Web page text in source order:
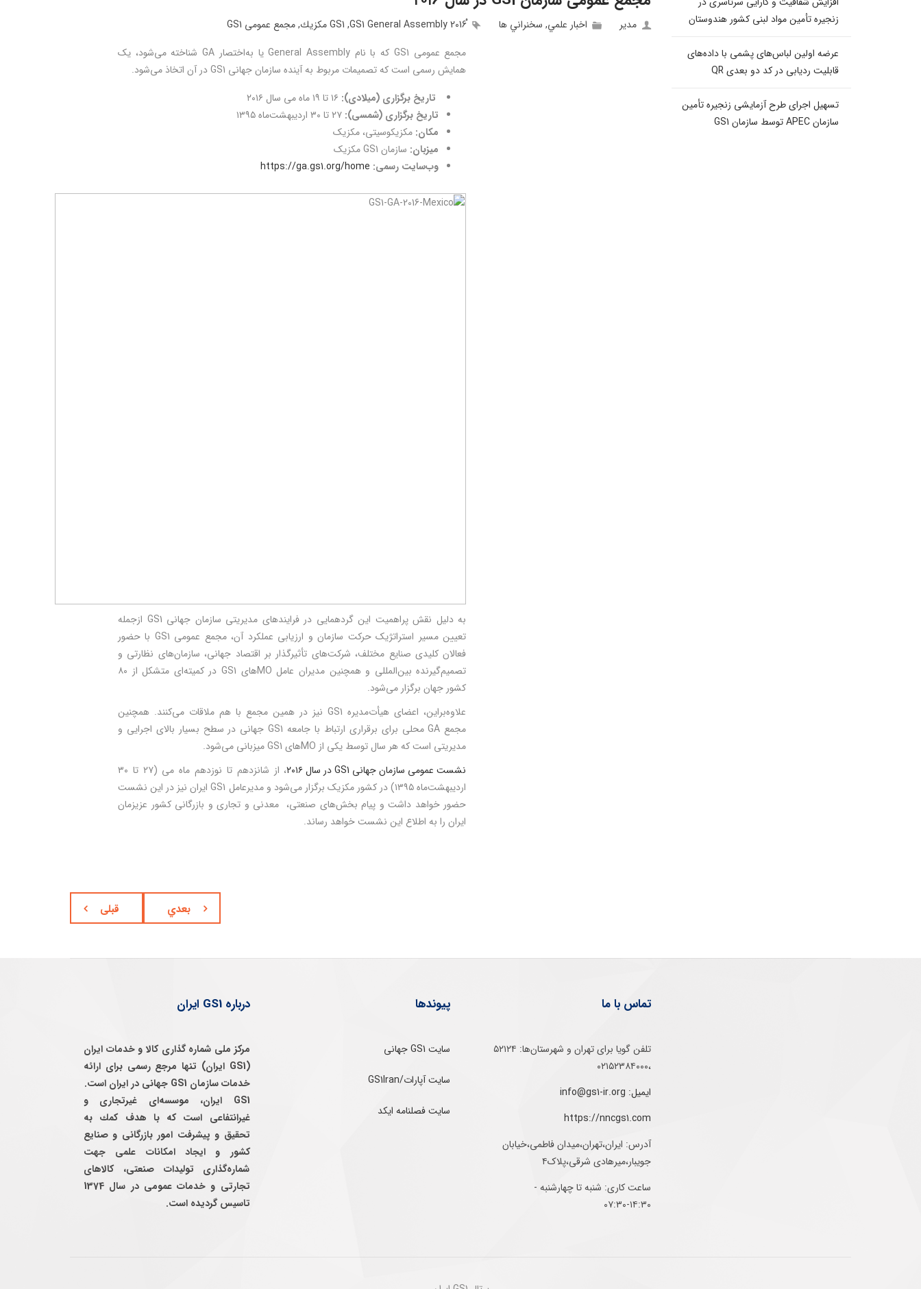
مدیر اخبار علمي, سخنراني ها ْGS1 General Assembly 2016 , GS1 مكزيك ,مجمع عمومی GS1
مجمع عمومی GS1 که با نام General Assembly یا به‌اختصار GA شناخته می‌شود، یک
همایش رسمی است که تصمیمات مربوط به آینده سازمان جهانی GS1 در آن اتخاذ می‌شود.
تاریخ برگزاری (میلادی):
تاریخ برگزاری (شمسی):
مکان: مکزیکوسیتی، مکزیک
میزبان: سازمان GS1 مکزیک
وب‌سایت رسمی: https://ga.gs1.org/home
به دلیل نقش پراهمیت این گردهمایی در فرایندهای مدیریتی سازمان جهانی GS1 ازجمله
تعیین مسیر استراتژیک حرکت سازمان و ارزیابی عملکرد آن، مجمع عمومی GS1 با حضور
فعالان کلیدی صنایع مختلف، شرکت‌های تأثیرگذار بر اقتصاد جهانی، سازمان‌های نظارتی و
تصمیم‌گیرنده بین‌المللی و همچنین مدیران عامل MOهای GS1 در کمیته‌ای متشکل از ۸۰
کشور جهان برگزار می‌شود.
علاوه‌براین، اعضای هیأت‌مدیره GS1 نیز در همین مجمع با هم ملاقات می‌کنند. همچنین
مجمع GA محلی برای برقراری ارتباط با جامعه GS1 جهانی در سطح بسیار بالای اجرایی و
مدیریتی است که هر سال توسط یکی از MOهای GS1 میزبانی می‌شود.
نشست عمومی سازمان جهانی GS1 در سال ۲۰۱۶
، از شانزدهم تا نوزدهم ماه می (۲۷ تا ۳۰
اردیبهشت‌ماه ۱۳۹۵) در کشور مکزیک برگزار می‌شود و مدیرعامل GS1 ایران نیز در این نشست
حضور خواهد داشت و پیام بخش‌های صنعتی، معدنی و تجاری و بازرگانی کشور عزیزمان
ایران را به اطلاع این نشست خواهد رساند.
قبلی بعدي
زنجیره تأمین مواد لبنی کشور هندوستان
عرضه اولین لباس‌های پشمی با داده‌های
قابلیت ردیابی در کد دو بعدی QR
تسهیل اجرای طرح آزمایشی زنجیره تأمین
سازمان APEC توسط سازمان GS1
درباره GS1 ایران
مرکز ملی شماره گذاری کالا و خدمات ایران
(GS1 ایران) تنها مرجع رسمی برای ارائه
خدمات سازمان GS1 جهانی در ایران است.
GS1 ایران، موسسه‌ای غيرتجاری و
غيرانتفاعی است كه با هدف كمك به
تحقيق و پيشرفت امور بازرگانی و صنايع
كشور و ايجاد امكانات علمی جهت
شماره‌گذاری توليدات صنعتی، كالاهای
تجارتی و خدمات عمومی در سال 1374
تاسيس گرديده است.
پیوندها
سایت GS1 جهانی
سایت آپارات/GS1Iran
سایت فصلنامه ایکد
تماس با ما
تلفن‌ گویا برای‌ تهران‌‌ و‌ شهرستان‌ها:‌ ۵۲۱۲۴
،۰۲۱۵۲۳۸۴۰۰۰
ایمیل: info@gs1-ir.org
https://nncgs1.com
آدرس: ایران،تهران،میدان فاطمی،خیابان
جویبار،میرهادی شرقی،پلاک۴
ساعت کاری: شنبه تا چهارشنبه -
۱۴:۳۰-۰۷:۳۰